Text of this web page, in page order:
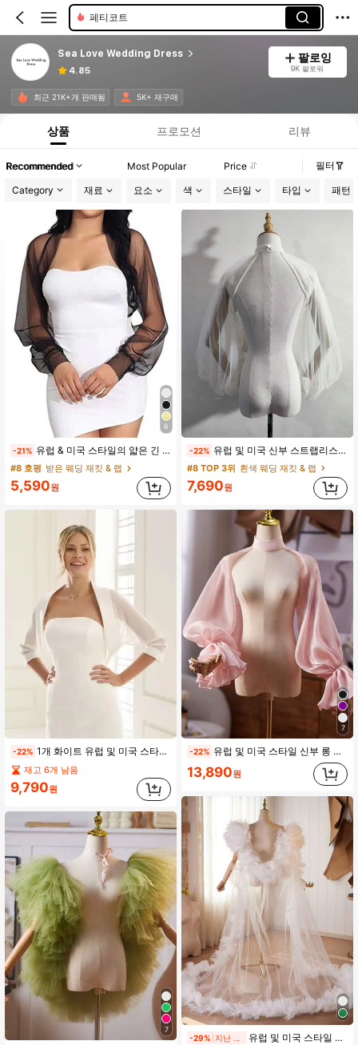
페티코트
Sea Love Wedding Dress
4.85
팔로잉
9K 팔로워
최근 21K+개 판매됨 5K+ 재구매
상품 프로모션 리뷰
Recommended Most Popular Price 필터
Category 재료 요소 색 스타일 타입 패턴
6
-21% 유럽 ​​& 미국 스타일의 얇은 긴 소매 메쉬 숄 신부의 심플하고 섹시하며 투명한 재킷 웨딩 숄 할로윈
#8 호평 받은 웨딩 재킷 & 랩
5,590원
-22% 1개 화이트 유럽 및 미국 스타일 봄, 여름, 가을 쉬폰 신부 파티 숄, 웨딩 액세서리
재고 6개 남음
9,790원
7
-22% 유럽 및 미국 신부 스트랩리스 웨딩 드레스 액세서리 긴팔 솔리드 컬러 퍼프 소매 탈부착 소매 숄
#8 TOP 3위
흰색 웨딩 재킷 & 랩
재고 9개 남음
#8 TOP 3위 흰색 웨딩 재킷 & 랩
재고 9개 남음
#8 TOP 3위 흰색 웨딩 재킷 & 랩
재고 9개 남음
#8 TOP 3위
흰색 웨딩 재킷 & 랩
7,690원
7
-22% 유럽 및 미국 스타일 신부 롱 암 숄더 데코 쉬폰 가짜 슬리브, 팔뚝 웨딩 드레스 액세서리 숄 커버
13,890원
-29% 유럽 및 미국 스타일 신부 베일 숄, 호스티스, 이브닝 가운에 적합, 트레일링 포함